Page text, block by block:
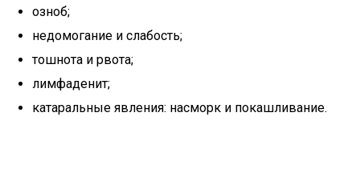
озноб;
недомогание и слабость;
тошнота и рвота;
лимфаденит;
катаральные явления: насморк и покашливание.